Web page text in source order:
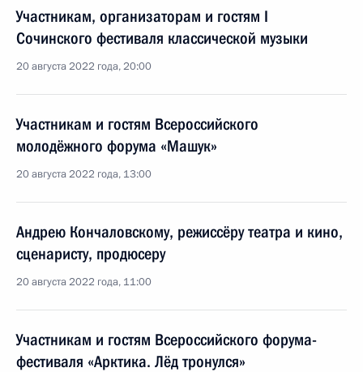
Участникам, организаторам и гостям I
Сочинского фестиваля классической музыки
20 августа 2022 года, 20:00
Участникам и гостям Всероссийского
молодёжного форума «Машук»
20 августа 2022 года, 13:00
Андрею Кончаловскому, режиссёру театра и кино,
сценаристу, продюсеру
20 августа 2022 года, 11:00
Участникам и гостям Всероссийского форума-
фестиваля «Арктика. Лёд тронулся»